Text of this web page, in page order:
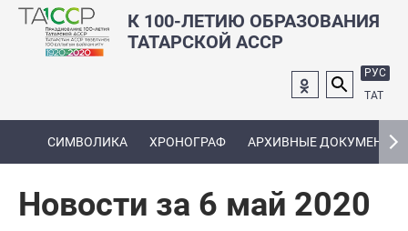
К 100-ЛЕТИЮ ОБРАЗОВАНИЯ
ТАТАРСКОЙ АССР
РУС
ТАТ
СИМВОЛИКА ХРОНОГРАФ АРХИВНЫЕ ДОКУМЕНТЫ
Новости за 6 май 2020